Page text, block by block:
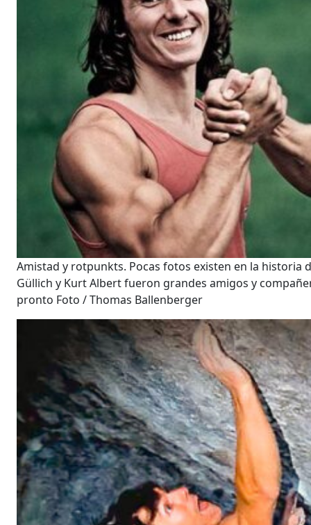
Amistad y rotpunkts. Pocas fotos existen en la historia
Güllich y Kurt Albert fueron grandes amigos y
pronto Foto / Thomas Ballenberger